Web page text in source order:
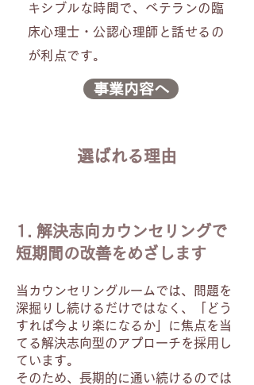
キシブルな時間で、ベテランの臨
床心理士・公認心理師と話せるの
が利点です。
事業内容へ
選ばれる理由
1. 解決志向カウンセリングで
短期間の改善をめざします
当カウンセリングルームでは、問題を
深掘りし続けるだけではなく、「どう
すれば今より楽になるか」に焦点を当
てる解決志向型のアプローチを採用し
ています。
そのため、長期的に通い続けるのでは